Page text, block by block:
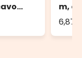
m,
IP67
6,87